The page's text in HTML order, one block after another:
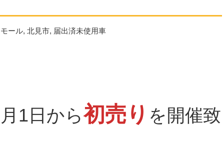
ール, 北見市, 届出済未使用車
1日から初売り を開催致